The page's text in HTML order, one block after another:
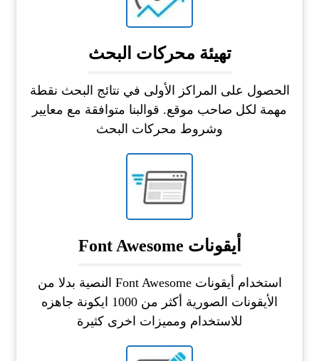
تهيئة محركات البحث
الحصول على المراكز الأولى في نتائج البحث نقطة
مهمة لكل صاحب موقع. قوالبنا متوافقة مع معايير
وشروط محركات البحث
أيقونات Font Awesome
استخدام أيقونات Font Awesome النصية بدلا من
الأيقونات الصورية أكثر من 1000 ايكونة جاهزه
للاستخدام ومميزات اخرى كثيرة